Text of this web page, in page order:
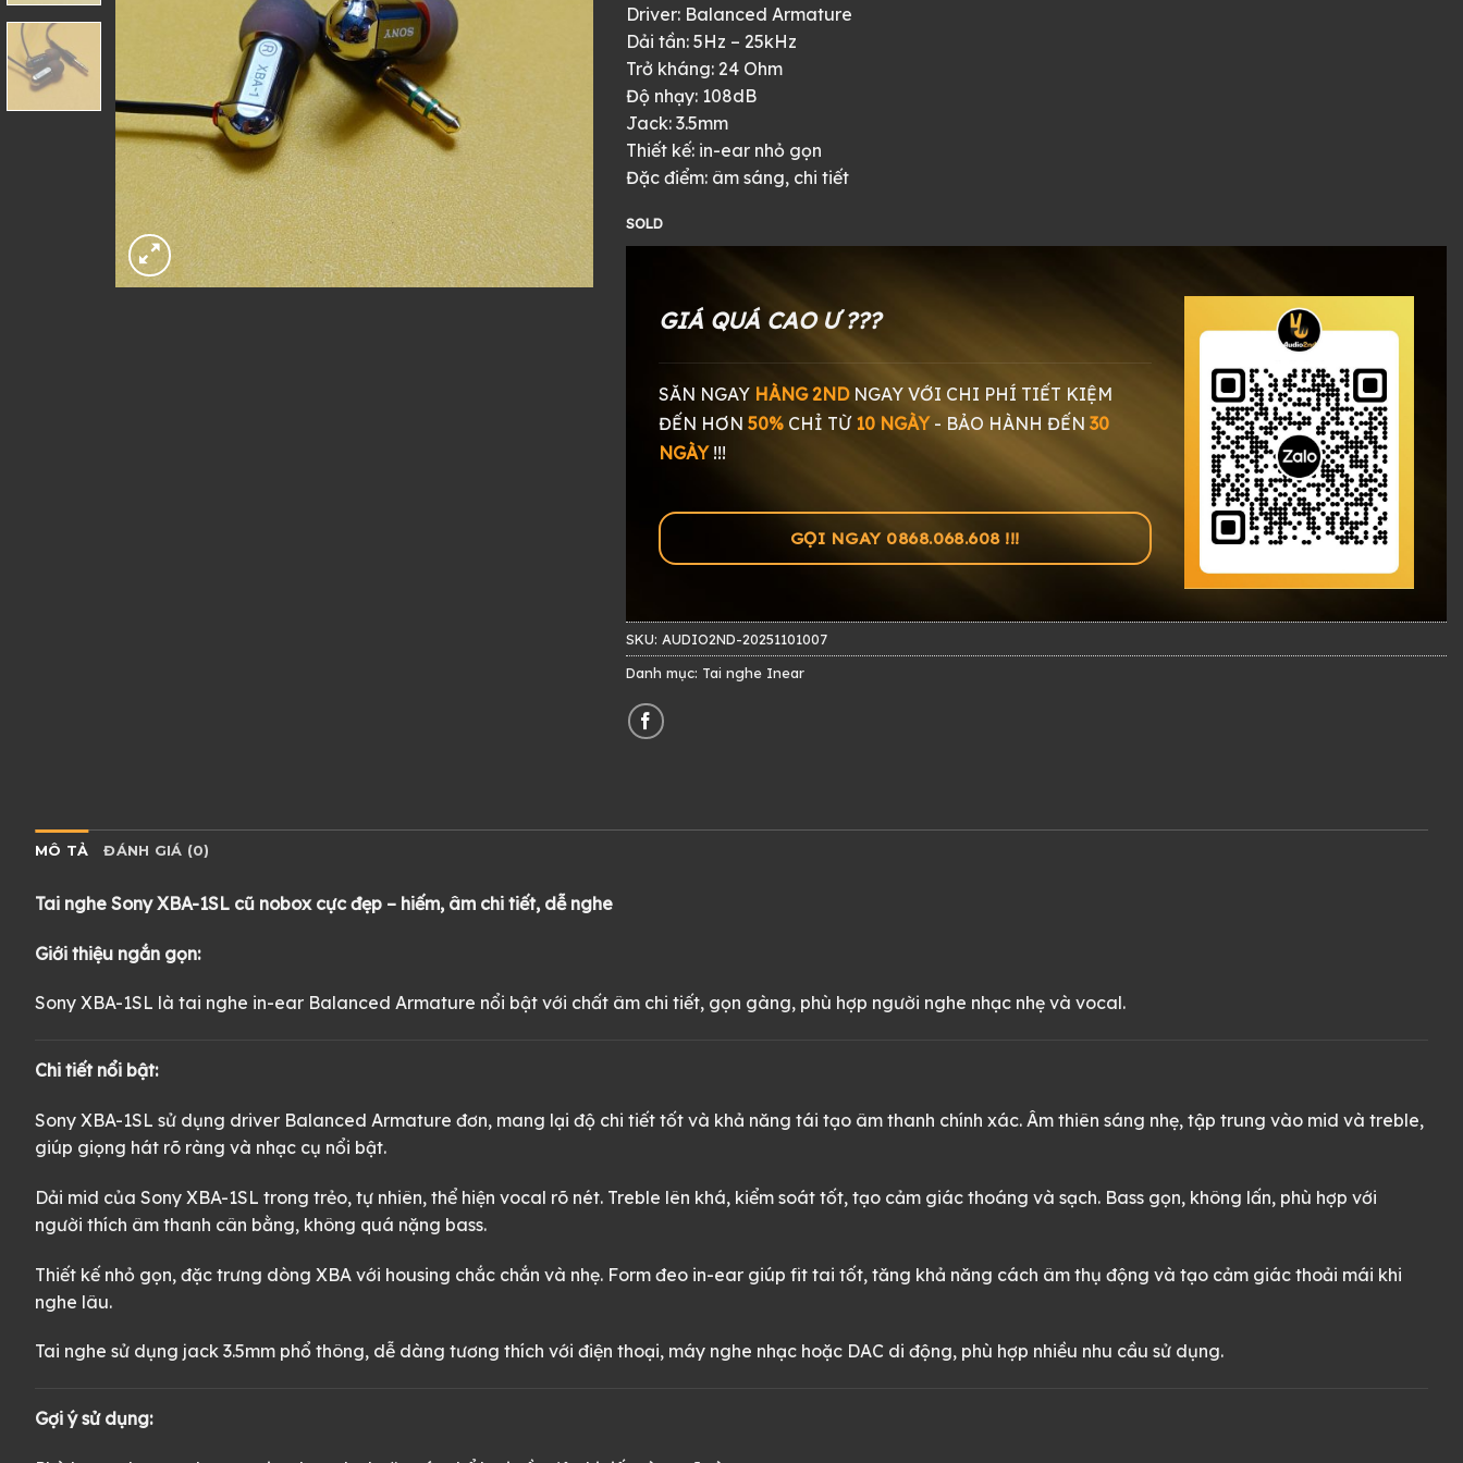
2.000.000 ₫.
Driver: Balanced Armature
Dải tần: 5Hz – 25kHz
Trở kháng: 24 Ohm
Độ nhạy: 108dB
Jack: 3.5mm
Thiết kế: in-ear nhỏ gọn
Đặc điểm: âm sáng, chi tiết
SOLD
GIÁ QUÁ CAO Ư ???
SĂN NGAY HÀNG 2NDNGAY VỚI CHI PHÍ TIẾT KIỆM
ĐẾN HƠN 50% CHỈ TỪ 10 NGÀY- BẢO HÀNH ĐẾN 30
NGÀY!!!
GỌI NGAY 0868.068.608 !!!
SKU: AUDIO2ND-20251101007
Danh mục: Tai nghe Inear
MÔ TẢ ĐÁNH GIÁ (0)
Tai nghe Sony XBA-1SL cũ nobox cực đẹp – hiếm, âm chi tiết, dễ nghe
Giới thiệu ngắn gọn:
Sony XBA-1SL là tai nghe in-ear Balanced Armature nổi bật với chất âm chi tiết, gọn gàng, phù hợp người nghe nhạc nhẹ và vocal.
Chi tiết nổi bật:
Sony XBA-1SL sử dụng driver Balanced Armature đơn, mang lại độ chi tiết tốt và khả năng tái tạo âm thanh chính xác. Âm thiên sáng nhẹ, tập trung vào mid và treble,
giúp giọng hát rõ ràng và nhạc cụ nổi bật.
Dải mid của Sony XBA-1SL trong trẻo, tự nhiên, thể hiện vocal rõ nét. Treble lên khá, kiểm soát tốt, tạo cảm giác thoáng và sạch. Bass gọn, không lấn, phù hợp với
người thích âm thanh cân bằng, không quá nặng bass.
Thiết kế nhỏ gọn, đặc trưng dòng XBA với housing chắc chắn và nhẹ. Form đeo in-ear giúp fit tai tốt, tăng khả năng cách âm thụ động và tạo cảm giác thoải mái khi
nghe lâu.
Tai nghe sử dụng jack 3.5mm phổ thông, dễ dàng tương thích với điện thoại, máy nghe nhạc hoặc DAC di động, phù hợp nhiều nhu cầu sử dụng.
Gợi ý sử dụng: